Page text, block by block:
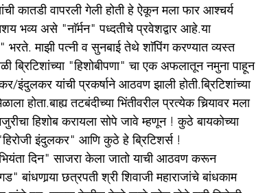
कातडी वापरली गेली होती हे ऐकून मला फार आश्चर्य
भव्य असे "नाॅर्मन" पध्दतीचे प्रवेशद्वार आहे.या
भरते. माझी पत्नी व सुनबाई तेथे शाॅपिंग करण्यात व्यस्त
ब्रिटिशांच्या "हिशोबीपणा" चा एक अफलातून नमुना पाहून
इंदुलकर यांची प्रकर्षाने आठवण झाली होती.ब्रिटिशांच्या
होता.बाह्य तटबंदीच्या भिंतीवरील प्रत्येक चिर्‍यावर मला
हिशोब करायला सोपे जावे म्हणून ! कुठे बायकोच्या
इंदुलकर" आणि कुठे हे ब्रिटिशर्स !
दिन" साजरा केला जातो याची आठवण करून
बांधणार्‍या छत्रपती श्री शिवाजी महाराजांचे बांधकाम